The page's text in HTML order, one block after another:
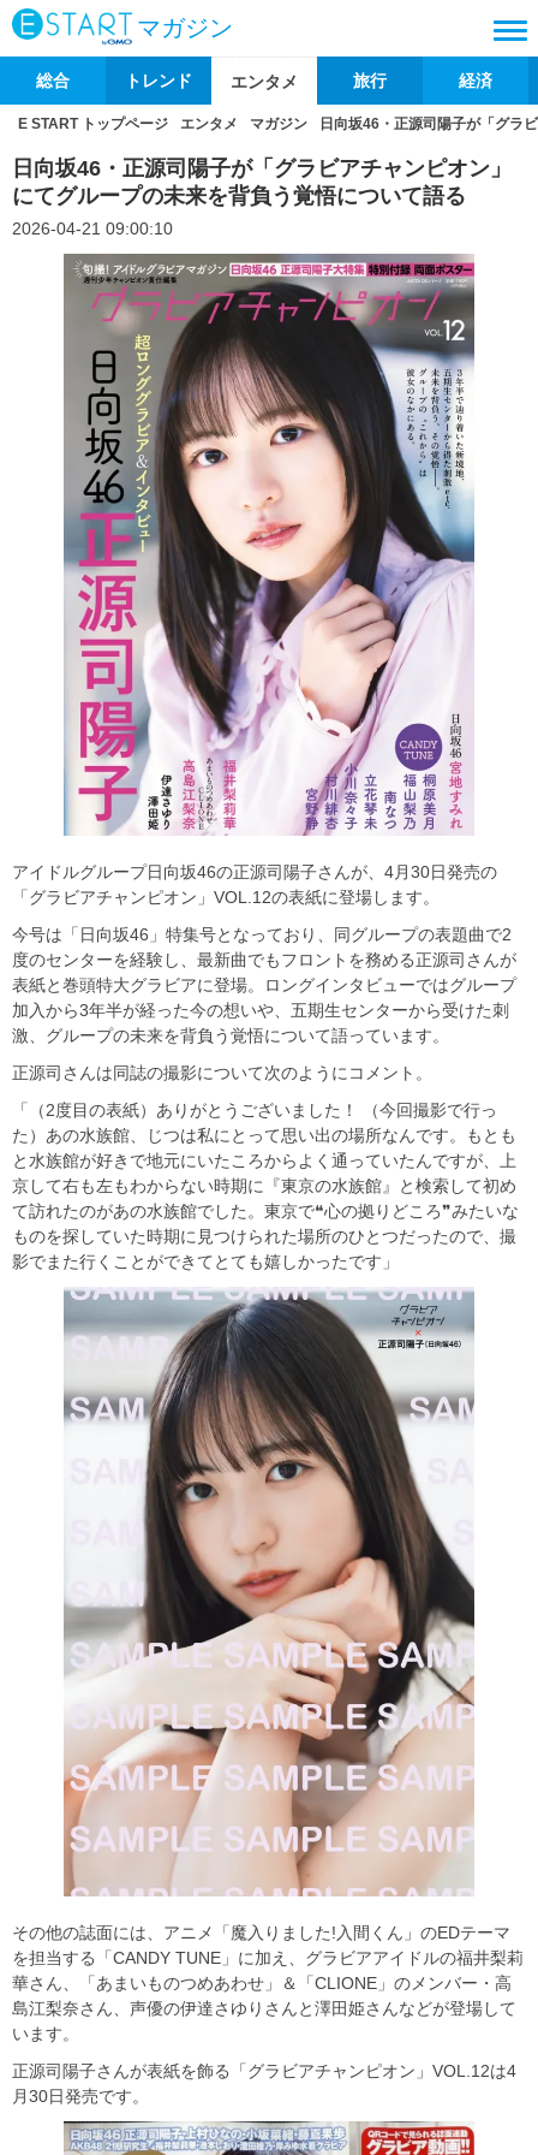
マガジン
総合 トレンド エンタメ 旅行 経済
E START トップページ エンタメ マガジン 日向坂46・正源司陽子が「グラ
日向坂46・正源司陽子が「グラビアチャンピオン」
にてグループの未来を背負う覚悟について語る
2026-04-21 09:00:10
アイドルグループ日向坂46の正源司陽子さんが、4月30日発売の
「グラビアチャンピオン」VOL.12の表紙に登場します。
今号は「日向坂46」特集号となっており、同グループの表題曲で2
度のセンターを経験し、最新曲でもフロントを務める正源司さんが
表紙と巻頭特大グラビアに登場。ロングインタビューではグループ
加入から3年半が経った今の想いや、五期生センターから受けた刺
激、グループの未来を背負う覚悟について語っています。
正源司さんは同誌の撮影について次のようにコメント。
「（2度目の表紙）ありがとうございました！ （今回撮影で行っ
た）あの水族館、じつは私にとって思い出の場所なんです。もとも
と水族館が好きで地元にいたころからよく通っていたんですが、上
京して右も左もわからない時期に『東京の水族館』と検索して初め
て訪れたのがあの水族館でした。東京で❝心の拠りどころ❞みたいな
ものを探していた時期に見つけられた場所のひとつだったので、撮
影でまた行くことができてとても嬉しかったです」
その他の誌面には、アニメ「魔入りました!入間くん」のEDテーマ
を担当する「CANDY TUNE」に加え、グラビアアイドルの福井梨莉
華さん、「あまいものつめあわせ」＆「CLIONE」のメンバー・高
島江梨奈さん、声優の伊達さゆりさんと澤田姫さんなどが登場して
います。
正源司陽子さんが表紙を飾る「グラビアチャンピオン」VOL.12は4
月30日発売です。